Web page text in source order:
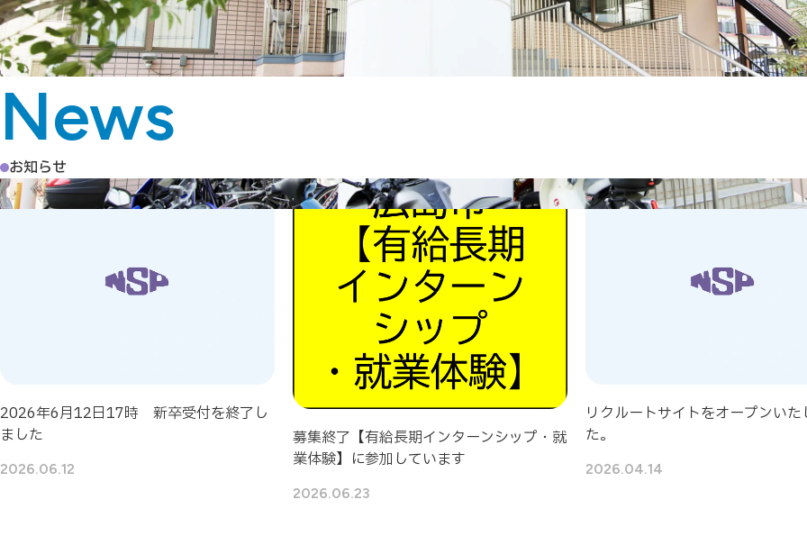
News
お知らせ
2026年6月12日17時 新卒受付を終了し
ました
2026.06.12
募集終了【有給長期インターンシップ・就
業体験】に参加しています
2026.06.23
リクルートサイトをオープンいた
た。
2026.04.14